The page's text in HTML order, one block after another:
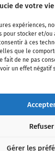
de votre
expériences,
pour stocker et/ou
à ces
que le
fait de ne pas
un effet
Refuser
Gérer les
? Nous
CGV Politique
l'aviation
défense et
écrite